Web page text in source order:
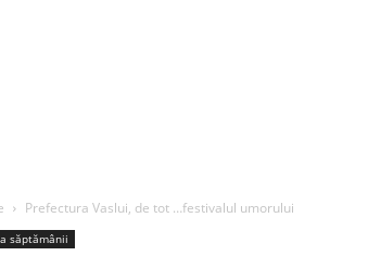
Prefectura Vaslui, de tot …festivalul umorului
săptămânii